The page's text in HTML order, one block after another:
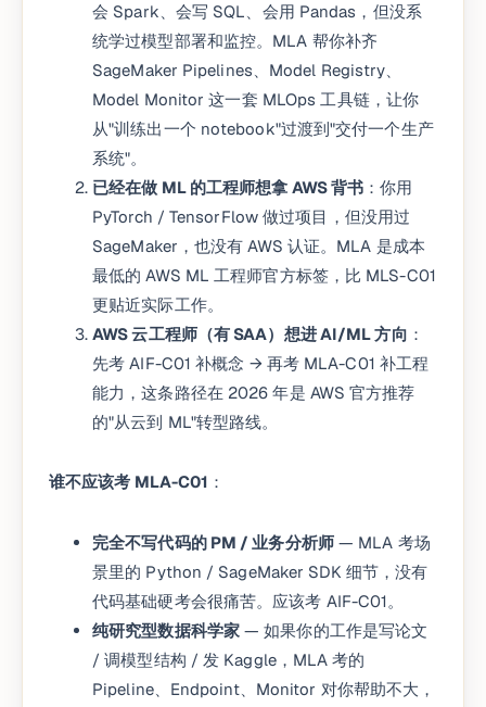
会 Spark、会写 SQL、会用 Pandas，但没系
统学过模型部署和监控。MLA 帮你补齐
SageMaker Pipelines、Model Registry、
Model Monitor 这一套 MLOps 工具链，让你
从"训练出一个 notebook"过渡到"交付一个生产
系统"。
已经在做 ML 的工程师想拿 AWS 背书 ：你用
PyTorch / TensorFlow 做过项目，但没用过
SageMaker，也没有 AWS 认证。MLA 是成本
最低的 AWS ML 工程师官方标签，比 MLS-C01
更贴近实际工作。
AWS 云工程师（有 SAA）想进 AI/ML 方向 ：
先考 AIF-C01 补概念 → 再考 MLA-C01 补工程
能力，这条路径在 2026 年是 AWS 官方推荐
的"从云到 ML"转型路线。
谁不应该考 MLA-C01 ：
完全不写代码的 PM / 业务分析师— MLA 考场
景里的 Python / SageMaker SDK 细节，没有
代码基础硬考会很痛苦。应该考 AIF-C01。
纯研究型数据科学家— 如果你的工作是写论文
/ 调模型结构 / 发 Kaggle，MLA 考的
Pipeline、Endpoint、Monitor 对你帮助不大，